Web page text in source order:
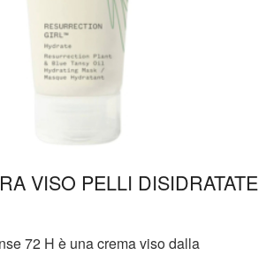
VISO PELLI DISIDRATATE
72 H è una crema viso dalla